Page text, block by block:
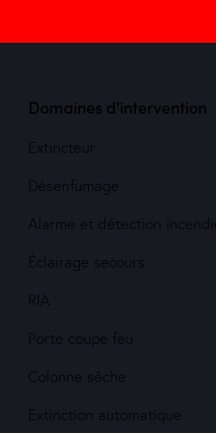
Domaines d'intervention
Extincteur
Désenfumage
Alarme et détection
Éclairage secours
RIA
Porte coupe feu
Colonne sèche
Extinction automatique